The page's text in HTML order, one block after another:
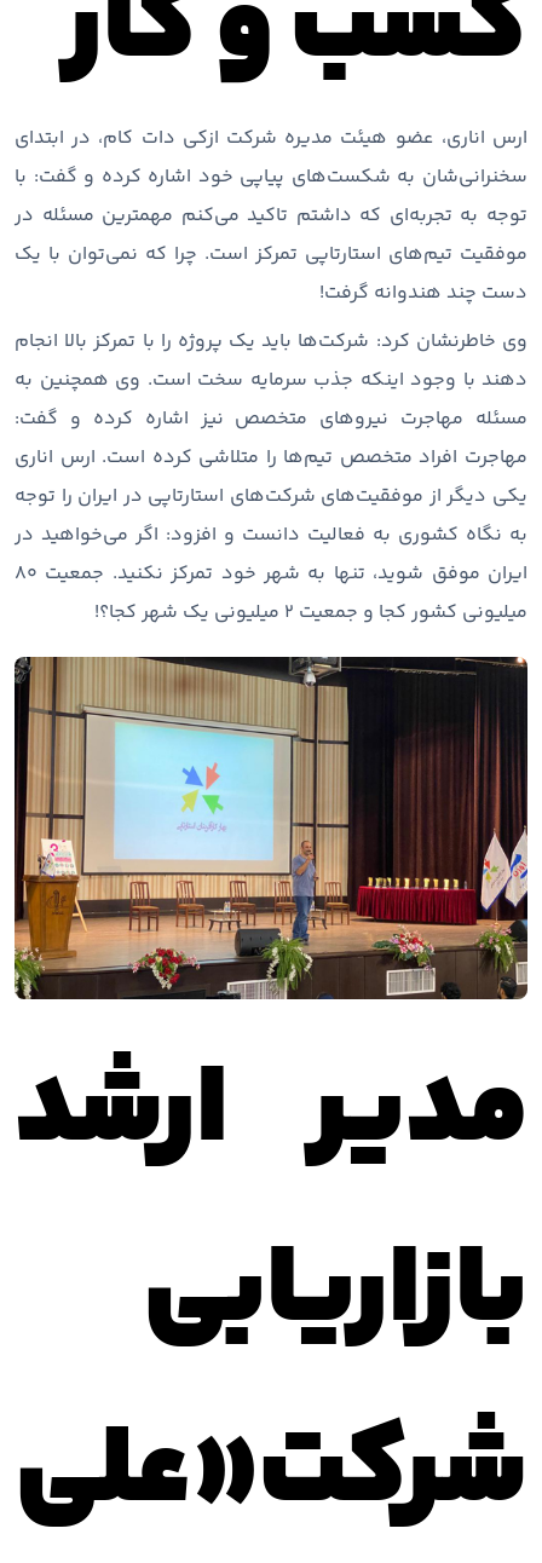
ارس اناری، عضو هیئت مدیره شرکت ازکی دات کام، در ابتدای
سخنرانی‌شان به شکست‌های پیاپی خود اشاره کرده و گفت: با
توجه به تجربه‌ای که داشتم تاکید می‌کنم مهمترین مسئله در
موفقیت تیم‌های استارتاپی تمرکز است. چرا که نمی‌توان با یک
دست چند هندوانه گرفت!
وی خاطرنشان کرد: شرکت‌ها باید یک پروژه را با تمرکز بالا انجام
دهند با وجود اینکه جذب سرمایه سخت است. وی همچنین به
مسئله مهاجرت نیروهای متخصص نیز اشاره کرده و گفت:
مهاجرت افراد متخصص تیم‌ها را متلاشی کرده است. ارس اناری
یکی دیگر از موفقیت‌های شرکت‌های استارتاپی در ایران را توجه
به نگاه کشوری به فعالیت دانست و افزود: اگر می‌خواهید در
ایران موفق شوید، تنها به شهر خود تمرکز نکنید. جمعیت 80
میلیونی کشور کجا و جمعیت 2 میلیونی یک شهر کجا؟!
مدیر ارشد
بازاریابی
شرکت«علی